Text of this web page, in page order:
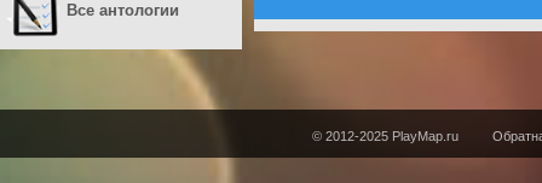
Все антологии
© 2012-2025 PlayMap.ru